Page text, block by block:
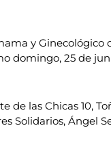
y
domingo, 25 de
las Chicas 10,
Solidarios, Ángel